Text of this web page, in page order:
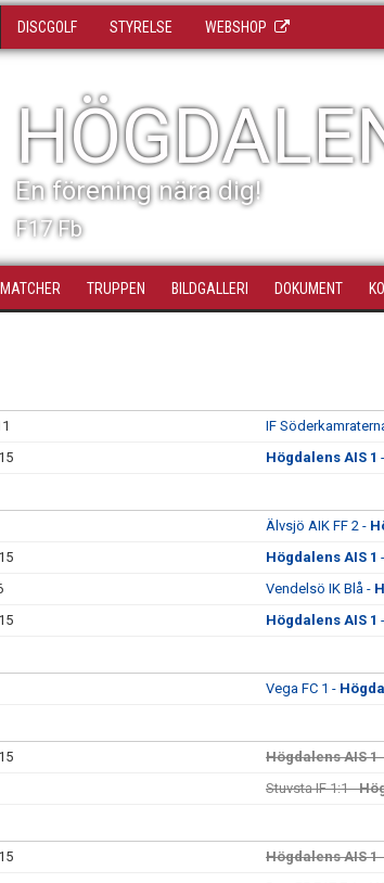
DISCGOLF STYRELSE WEBSHOP
En förening nära dig!
F17 Fb
MATCHER TRUPPEN BILDGALLERI DOKUMENT
IF
Högdalens AIS 1
Älvsjö AIK FF 2 -
Högdalens AIS 1
Vendelsö IK Blå -
Högdalens AIS 1
Vega FC 1 -
Högdalens AIS 1
Stuvsta IF 1:1 -
Högdalens AIS 1